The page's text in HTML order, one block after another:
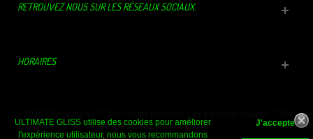
ULTIMATE GLISS utilise des cookies pour améliorer
l'expérience utilisateur, nous vous recommandons
RETROUVEZ NOUS SUR LES RÉSEAUX SOCIAUX.
HORAIRES
-
Paiement sécurisé-Livraison